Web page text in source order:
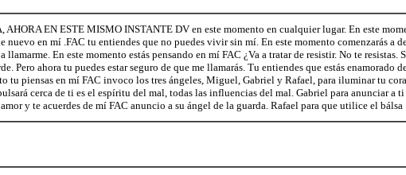
EN ESTE MISMO INSTANTE DV en este momento en cualquier lugar. En este
nuevo en mí .FAC tu entiendes que no puedes vivir sin mí. En este momento comenzarás a
llamarme. En este momento estás pensando en mí FAC ¿Va a tratar de resistir. No te resistas.
Pero ahora tu puedes estar seguro de que me llamarás. Tu entiendes que estás enamorado
tu piensas en mí FAC invoco los tres ángeles, Miguel, Gabriel y Rafael, para iluminar tu
cerca de ti es el espíritu del mal, todas las influencias del mal. Gabriel para anunciar a
y te acuerdes de mí FAC anuncio a su ángel de la guarda. Rafael para que utilice el bálsa